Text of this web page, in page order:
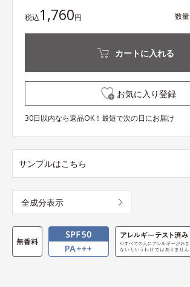
税込1,760円 数量
カートに入れる
お気に入り登録
30日以内なら返品OK！最短で次の日にお届け
サンプルはこちら
全成分表示